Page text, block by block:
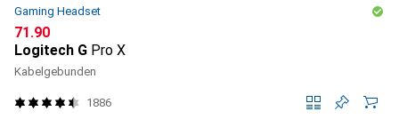
Gaming Headset
CHF
71.90
Logitech G Pro X
Kabelgebunden
1886